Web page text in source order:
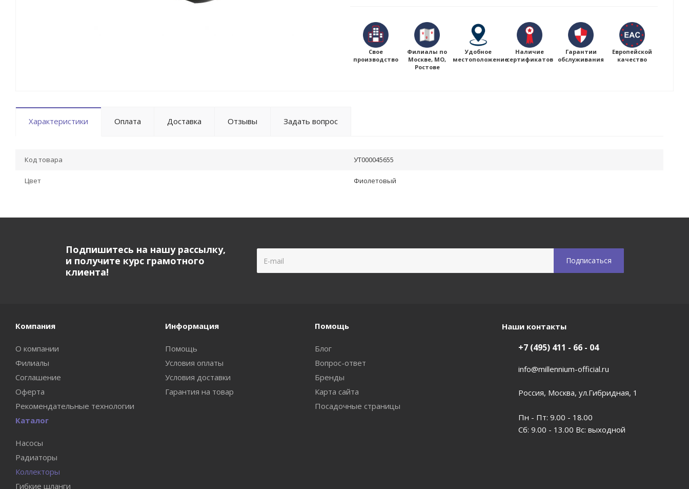
Свое
производство
Филиалы по
Москве, МО,
Ростове
Удобное
местоположение
Наличие
сертификатов
Гарантии
обслуживания
Европейской
качество
Характеристики Оплата Доставка Отзывы Задать вопрос
Код товара УТ000045655
Цвет Фиолетовый
Подпишитесь на нашу рассылку,
и получите курс грамотного
клиента!
Компания
О компании
Филиалы
Соглашение
Оферта
Рекомендательные технологии
Информация
Помощь
Условия оплаты
Условия доставки
Гарантия на товар
Помощь
Блог
Вопрос-ответ
Бренды
Карта сайта
Посадочные страницы
Каталог
Насосы
Радиаторы
Коллекторы
Гибкие шланги
Наши контакты
+7 (495) 411 - 66 - 04
info@millennium-official.ru
Россия, Москва, ул.Гибридная, 1
Пн - Пт: 9.00 - 18.00
Сб: 9.00 - 13.00 Вс: выходной